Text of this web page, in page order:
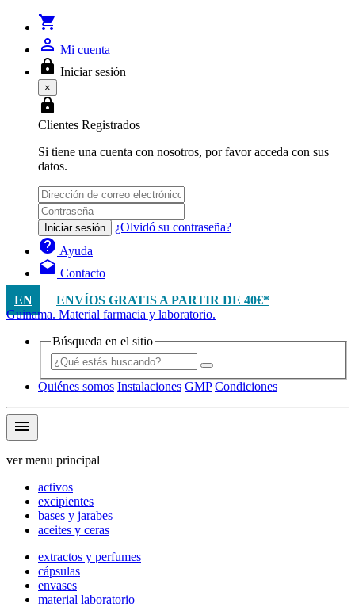
shopping_cart
person_outline Mi cuenta
lock Iniciar sesión
×
lock
Clientes Registrados
Si tiene una cuenta con nosotros, por favor acceda con sus
datos.
Iniciar sesión ¿Olvidó su contraseña?
help Ayuda
drafts Contacto
EN
ENVÍOS GRATIS A PARTIR DE 40€*
Guinama. Material farmacia y laboratorio.
Búsqueda en el sitio
Quiénes somos Instalaciones GMP Condiciones
menu
ver menu principal
activos
excipientes
bases y jarabes
aceites y ceras
extractos y perfumes
cápsulas
envases
material laboratorio